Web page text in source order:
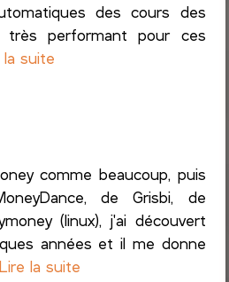
des cours des
très performant pour ces
la suite
comme beaucoup, puis
de Grisbi, de
(linux), j'ai découvert
années et il me donne
Lire la suite